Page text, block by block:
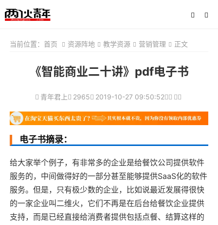
当前位置： 首页 资源阵地 教学资源 营销管理 正文
《智能商业二十讲》pdf电子书
青年君上 2965 2019-10-27 09:50:52
电子书摘录：
给大家举个例子，有非常多的企业是给餐饮公司提供软件
服务的，中间做得好的一部分甚至能够提供SaaS化的软件
服务。但是，只有极少数的企业，比如说最近发展得很快
的一家企业叫二维火，它们不再是在后台给餐饮企业提供
支持，而是已经直接给消费者提供包括点餐、结算这样的